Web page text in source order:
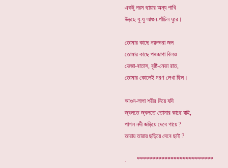
একটু নরম ছায়ার অন্য পাখি
উড়ছে ধু-ধু আগুন-পাঁচিল ঘুরে।
তোমার কাছে নয়নভরা জল
তোমার কাছে পদ্মজাগা বিলও
ভেজা-বাতাস, বৃষ্টি-নেভা রাত,
তোমার কোলেই মরণ লেখা ছিল।
আগুন-লাগা শরীর নিয়ে যদি
জ্বলতে জ্বলতে তোমার কাছে যাই,
পাগল নদী জড়িয়ে দেবে গায়ে ?
তারায় তারায় ছড়িয়ে দেবে ছাই ?
. *************************